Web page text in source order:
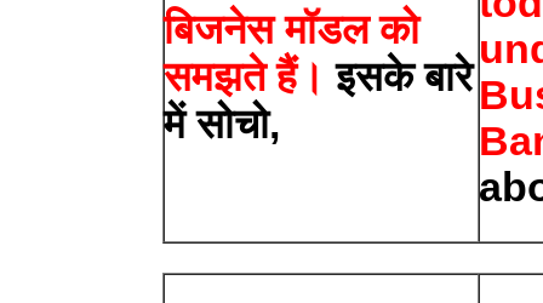
बिजनेस मॉडल को
समझते हैं। इसके बारे
में सोचो,